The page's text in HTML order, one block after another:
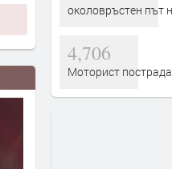
околовръстен път
4,706
Моторист